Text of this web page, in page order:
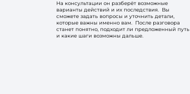
На консультации он разберёт возможные
варианты действий и их последствия. Вы
сможете задать вопросы и уточнить детали,
которые важны именно вам. После разговора
станет понятно, подходит ли предложенный путь
и какие шаги возможны дальше.